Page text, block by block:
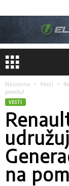
Naslovna Vesti
pomolu!
VESTI
na